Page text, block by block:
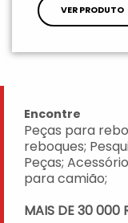
VER PRODUTO
Encontre
Peças para
reboques;
Peças;
para camião;
MAIS DE 30 000